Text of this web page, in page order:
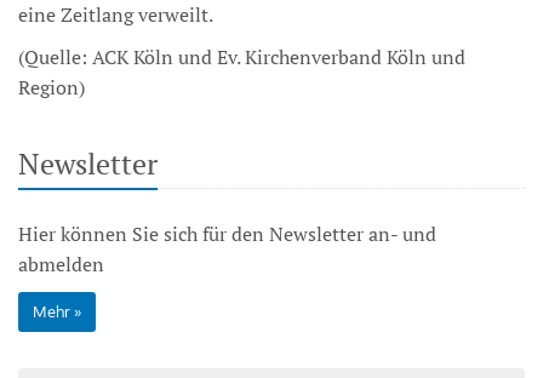
eine Zeitlang verweilt.
(Quelle: ACK Köln und Ev. Kirchenverband Köln und
Region)
Newsletter
Hier können Sie sich für den Newsletter an- und
abmelden
Mehr